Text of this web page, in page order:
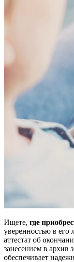
Ищете, где
уверенностью в его
аттестат об
занесением в архив
обеспечивает